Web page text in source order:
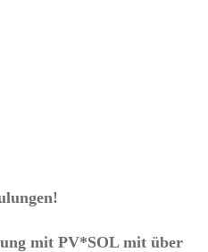
mit PV*SOL mit über